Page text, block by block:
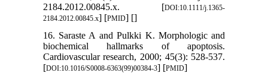
2184.2012.00845.x. [DOI:10.1111/j.1365-
2184.2012.00845.x] [PMID] []
16. Saraste A and Pulkki K. Morphologic and
biochemical hallmarks of apoptosis.
Cardiovascular research, 2000; 45(3): 528-537.
[DOI:10.1016/S0008-6363(99)00384-3] [PMID]